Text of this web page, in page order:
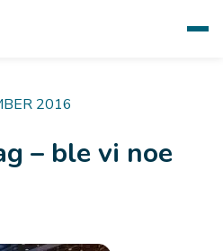
2016
– ble vi noe